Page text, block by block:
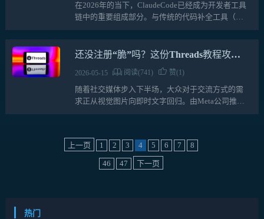
在2026年的当下，ClaudeCode已经成为开发者工具
链中的重要组成部分。与传统的代码补全工具（如
还没注册“脆”吗？这份Threads教程攻略
全书帮你快速上手
2026-05-15 阅读(741) 赞(1)
随着社交媒体步入下半场，大众对于交流方式的需
求正从视觉图片向即时文字回归。由Meta公司推出
忽…
上一页
1 2 3 4 5 6 7 8
46 47 下一页
热门